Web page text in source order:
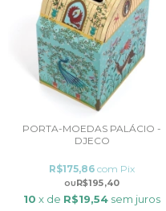
PORTA-MOEDAS PALÁCIO -
DJECO
R$195,40
R$175,86 com Pix
10 x de R$19,54 sem juros